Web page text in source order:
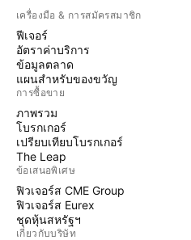
เครื่องมือ & การสมัครสมาชิก
ฟีเจอร์
อัตราค่าบริการ
ข้อมูลตลาด
แผนสำหรับของขวัญ
การซื้อขาย
ภาพรวม
โบรกเกอร์
เปรียบเทียบโบรกเกอร์
The Leap
ข้อเสนอพิเศษ
ฟิวเจอร์ส CME Group
ฟิวเจอร์ส Eurex
ชุดหุ้นสหรัฐฯ
เกี่ยวกับบริษัท